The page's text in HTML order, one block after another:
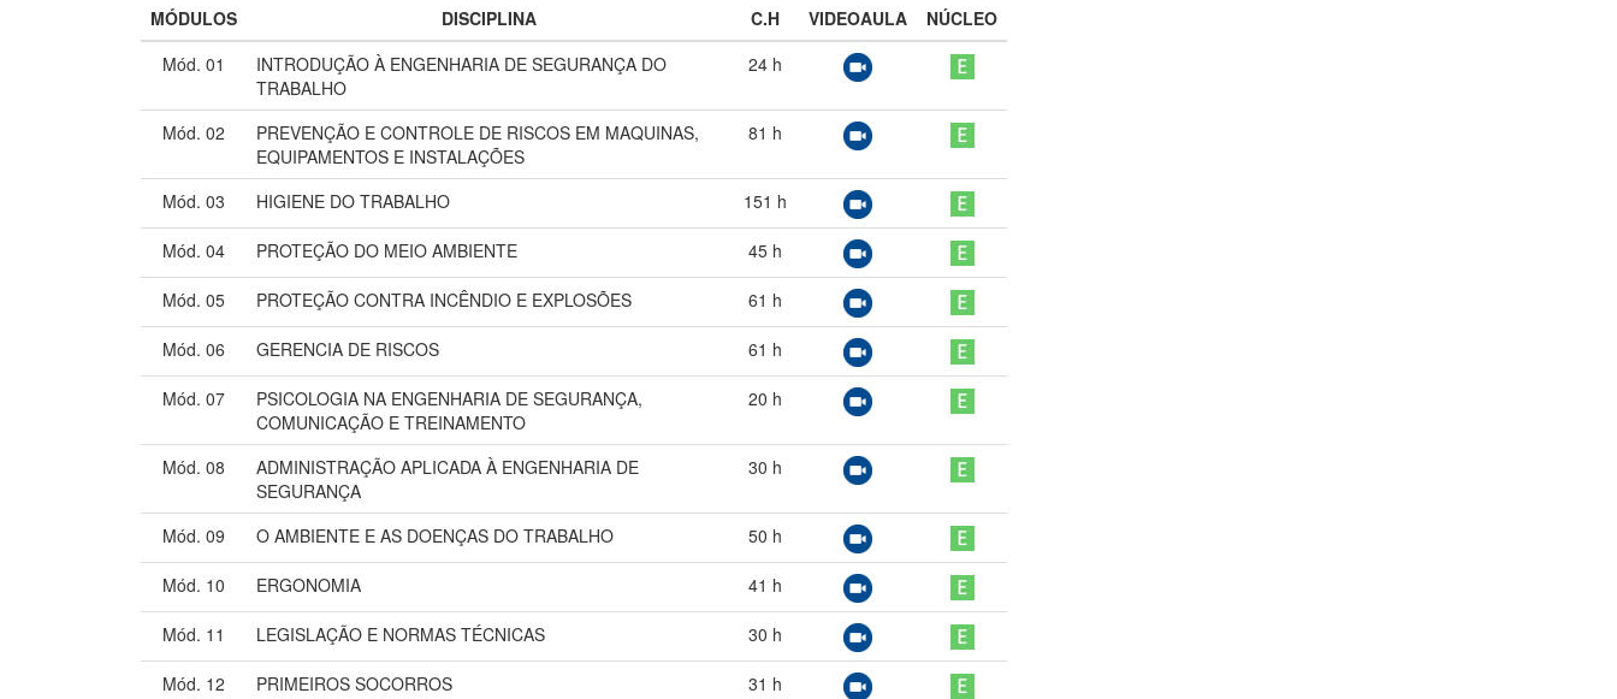
MÓDULOS DISCIPLINA C.H VIDEOAULA
NÚCLEO
Mód. 01
INTRODUÇÃO À ENGENHARIA DE SEGURANÇA DO
TRABALHO
24h
Mód. 02
PREVENÇÃO E CONTROLE DE RISCOS EM MAQUINAS,
EQUIPAMENTOS E INSTALAÇÕES
81 h
Mód. 03 HIGIENE DO TRABALHO 151 h
Mód. 04 PROTEÇÃO DO MEIO AMBIENTE 45h
Mód. 05 PROTEÇÃO CONTRA INCÊNDIO E EXPLOSÕES 61 h
Mód. 06 GERENCIA DE RISCOS 61 h
Mód. 07
PSICOLOGIA NA ENGENHARIA DE SEGURANÇA,
COMUNICAÇÃO E TREINAMENTO
20 h
Mód. 08
ADMINISTRAÇÃO APLICADA À ENGENHARIA DE
SEGURANÇA
30 h
Mód. 09 O AMBIENTE E AS DOENÇAS DO TRABALHO 50 h
Mód. 10 ERGONOMIA 41 h
Mód. 11 LEGISLAÇÃO E NORMAS TÉCNICAS 30 h
Mód. 12 PRIMEIROS SOCORROS 31 h